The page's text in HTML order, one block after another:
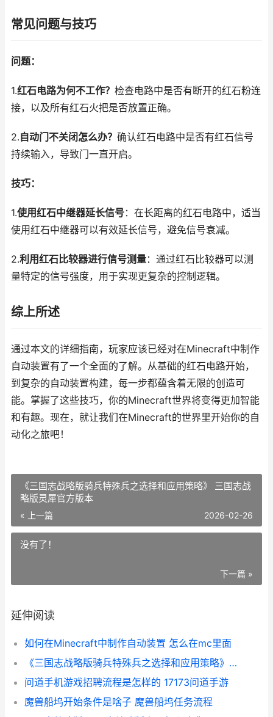
常见问题与技巧
问题：
1.红石电路为何不工作？ 检查电路中是否有断开的红石粉连
接，以及所有红石火把是否放置正确。
2.自动门不关闭怎么办？ 确认红石电路中是否有红石信号
持续输入，导致门一直开启。
技巧：
1.使用红石中继器延长信号：在长距离的红石电路中，适当
使用红石中继器可以有效延长信号，避免信号衰减。
2.利用红石比较器进行信号测量：通过红石比较器可以测
量特定的信号强度，用于实现更复杂的控制逻辑。
综上所述
通过本文的详细指南，玩家应该已经对在Minecraft中制作
自动装置有了一个全面的了解。从基础的红石电路开始，
到复杂的自动装置构建，每一步都蕴含着无限的创造可
能。掌握了这些技巧，你的Minecraft世界将变得更加智能
和有趣。现在，就让我们在Minecraft的世界里开始你的自
动化之旅吧！
《三国志战略版骑兵特殊兵之选择和应用策略》 三国志战
略版灵犀官方版本
« 上一篇 2026-02-26
没有了！
下一篇 »
延伸阅读
如何在Minecraft中制作自动装置 怎么在mc里面
《三国志战略版骑兵特殊兵之选择和应用策略》 三国志战略版灵犀官方版本
问道手机游戏招聘流程是怎样的 17173问道手游
魔兽船坞开始条件是啥子 魔兽船坞任务流程